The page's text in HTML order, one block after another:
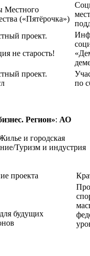
Местного
(«Пятёрочка»)
проект.
не старость!
проект.
по
Регион»: АО
и городская
Туризм и индустрия
проекта
будущих